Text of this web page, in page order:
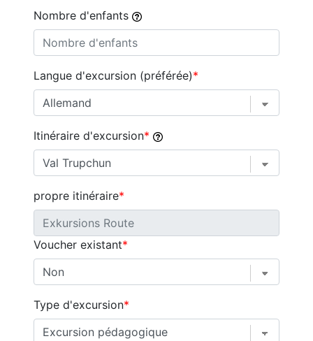
Nombre d'enfants
Langue d'excursion (préférée)
Itinéraire d'excursion
propre itinéraire
Voucher existant
Type d'excursion